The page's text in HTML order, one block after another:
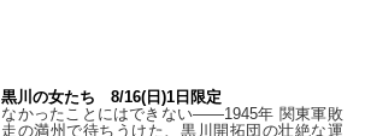
黒川の女たち 8/16(日)1日限定
なかったことにはできない——1945年 関東軍敗
走の満州で待ちうけた、黒川開拓団の壮絶な運